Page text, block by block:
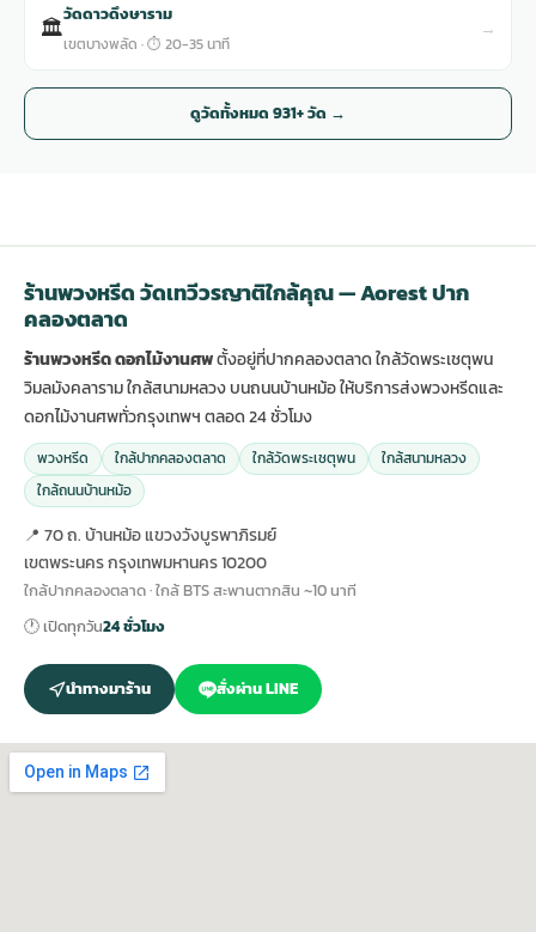
🏛วัดดาวดึงษาราม
เขตบางพลัด · ⏱ 20-35 นาที
→
ดูวัดทั้งหมด 931+ วัด →
ร้านพวงหรีด วัดเทวีวรญาติใกล้คุณ — Aorest ปาก
คลองตลาด
ร้านพวงหรีด ดอกไม้งานศพตั้งอยู่ที่ปากคลองตลาด ใกล้วัดพระเชตุพน
วิมลมังคลาราม ใกล้สนามหลวง บนถนนบ้านหม้อ ให้บริการส่งพวงหรีดและ
ดอกไม้งานศพทั่วกรุงเทพฯ ตลอด 24 ชั่วโมง
พวงหรีด ใกล้ปากคลองตลาด ใกล้วัดพระเชตุพน
ใกล้สนามหลวง
ใกล้ถนนบ้านหม้อ
📍 70 ถ. บ้านหม้อ แขวงวังบูรพาภิรมย์
เขตพระนคร กรุงเทพมหานคร 10200
ใกล้ปากคลองตลาด · ใกล้ BTS สะพานตากสิน ~10 นาที
🕐 เปิดทุกวัน24 ชั่วโมง
นำทางมาร้าน สั่งผ่าน LINE